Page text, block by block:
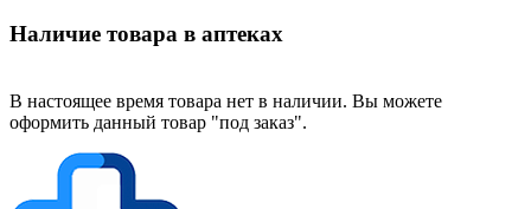
Наличие товара в аптеках
В настоящее время товара нет в наличии. Вы можете
оформить данный товар "под заказ".